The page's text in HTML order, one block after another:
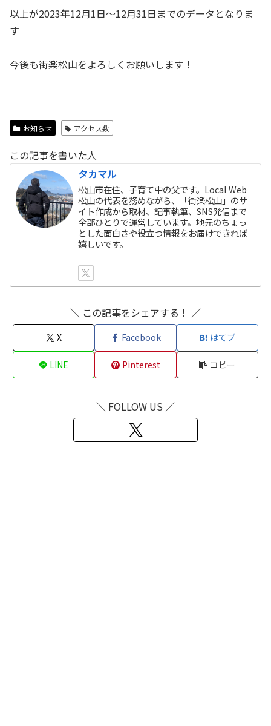
以上が2023年12月1日～12月31日までのデータとなりま
す
今後も街楽松山をよろしくお願いします！
お知らせ アクセス数
この記事を書いた人
タカマル
松山市在住、子育て中の父です。Local Web
松山の代表を務めながら、「街楽松山」のサ
イト作成から取材、記事執筆、SNS発信まで
全部ひとりで運営しています。地元のちょっ
とした面白さや役立つ情報をお届けできれば
嬉しいです。
＼ この記事をシェアする！ ／
X Facebook はてブ
LINE Pinterest コピー
＼ FOLLOW US ／